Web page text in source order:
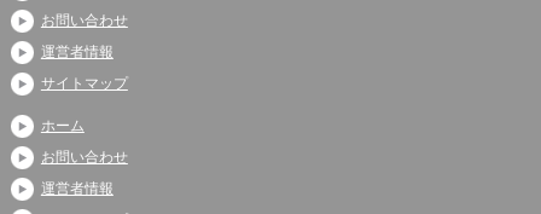
お問い合わせ
運営者情報
サイトマップ
ホーム
お問い合わせ
運営者情報